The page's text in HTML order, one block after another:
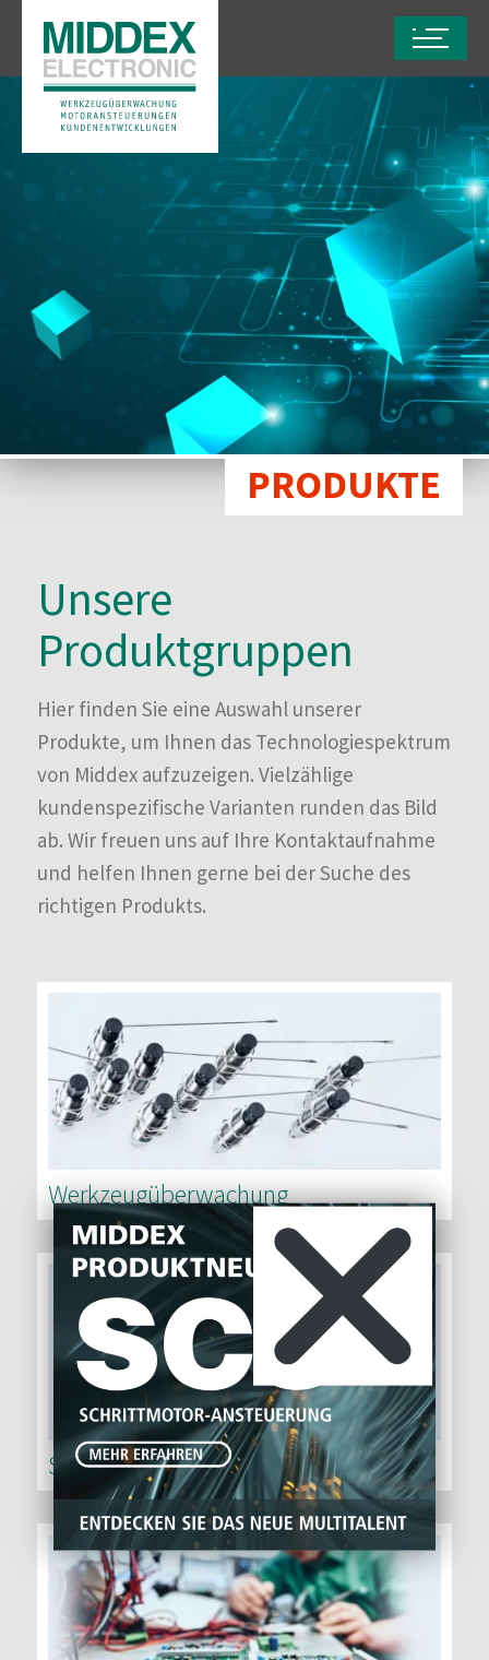
PRODUKTE
Unsere
Produktgruppen
Hier finden Sie eine Auswahl unserer
Produkte, um Ihnen das Technologiespektrum
von Middex aufzuzeigen. Vielzählige
kundenspezifische Varianten runden das Bild
ab. Wir freuen uns auf Ihre Kontaktaufnahme
und helfen Ihnen gerne bei der Suche des
richtigen Produkts.
Werkzeugüberwachung
Schrittmotor Ansteuerungen